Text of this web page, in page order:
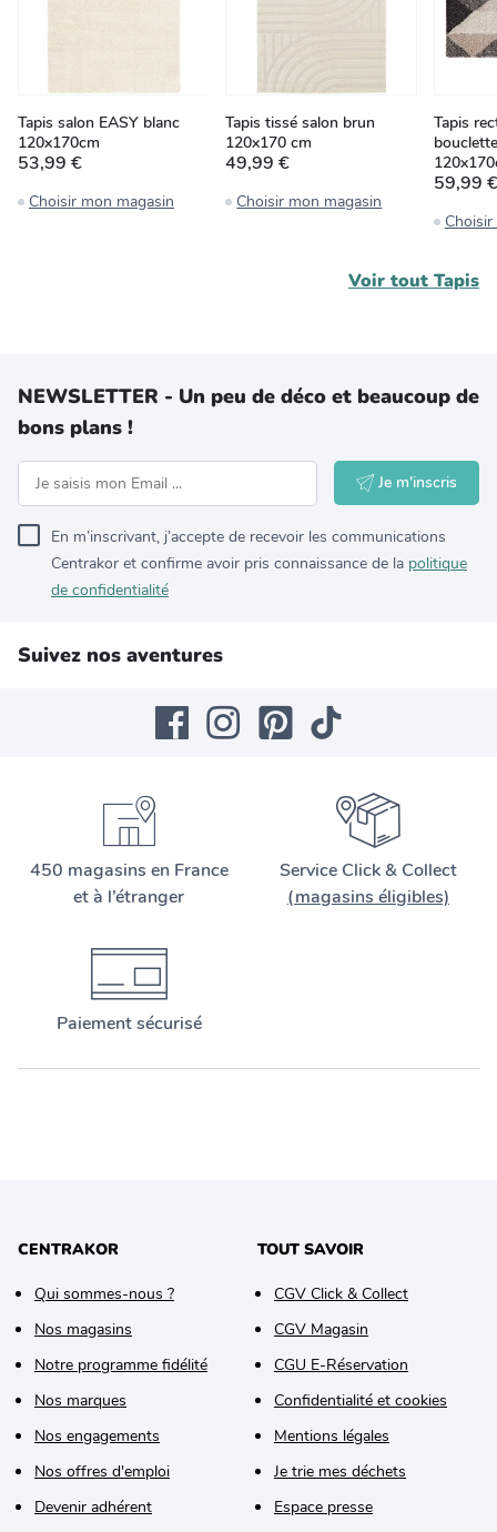
Tapis salon EASY blanc
120x170cm
53,99 €
Choisir mon magasin
Tapis tissé salon brun
120x170 cm
49,99 €
Choisir mon magasin
Tapis
59,99 €
Voir tout Tapis
NEWSLETTER - Un peu de déco et beaucoup de
bons plans !
Je m'inscris
En m’inscrivant, j’accepte de recevoir les communications
Centrakor et confirme avoir pris connaissance de la politique
de confidentialité
Suivez nos aventures
450 magasins en France
et à l’étranger
Service Click & Collect
(magasins éligibles)
Paiement sécurisé
CENTRAKOR
Qui sommes-nous ?
Nos magasins
Notre programme fidélité
Nos marques
Nos engagements
Nos offres d'emploi
Devenir adhérent
TOUT SAVOIR
CGV Click & Collect
CGV Magasin
CGU E-Réservation
Confidentialité et cookies
Mentions légales
Je trie mes déchets
Espace presse